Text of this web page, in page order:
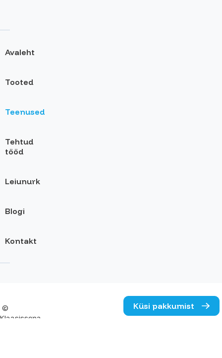
Küsi pakkumist
Avaleht
Tooted
Teenused
Tehtud
tööd
Leiunurk
Blogi
Kontakt
©
Klaasissepa